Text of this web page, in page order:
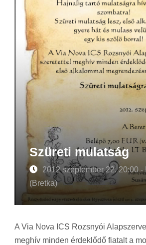
Szüreti mulatság
2012 szeptember 22. 20:00 -
(Bretka)
A Via Nova ICS Rozsnyói
meghív minden érdeklődő fiatalt a